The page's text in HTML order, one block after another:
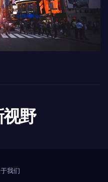
野
我们